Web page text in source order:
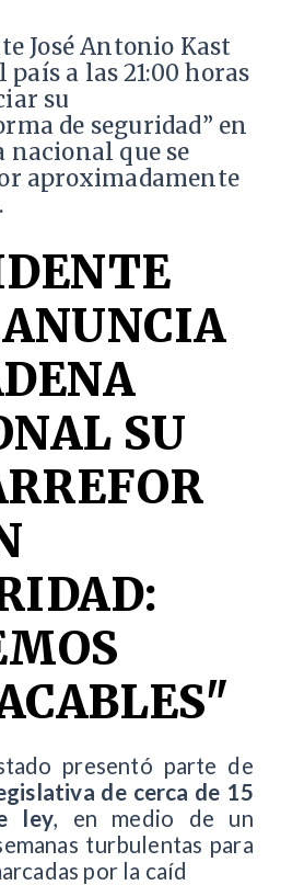
José Antonio Kast
país a las 21:00 horas
su
de seguridad” en
nacional que se
aproximadamente
SU
presentó parte de
de cerca de 15
ley, en medio de un
turbulentas para
por la caíd